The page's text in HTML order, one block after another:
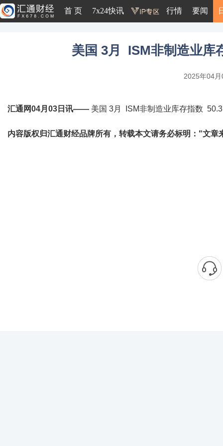
首 页 7x24快讯 行情 要闻
美国 3月 ISM非制造业库
2025年04
汇通网04月03日讯—— 美国 3月 ISM非制造业库存指数
内容版权归汇通财经品牌所有，转载本文请务必标明："文章